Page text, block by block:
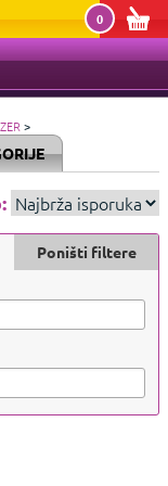
0
>
Poništi filtere